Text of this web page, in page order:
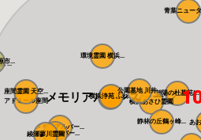
環境霊園 横浜...
朝陽の杜墓苑(...
横浜あさひ霊園
横浜浄苑 ふれ...
...
メモリアルパー...
メモリアルパー...
綾瀬蓼川霊園
アドミール座間
座間霊園 天空... 公園墓地 川井...
静林の丘鶴ヶ峰...
市...
青葉ニュー
あ
メモリアルサンステージ